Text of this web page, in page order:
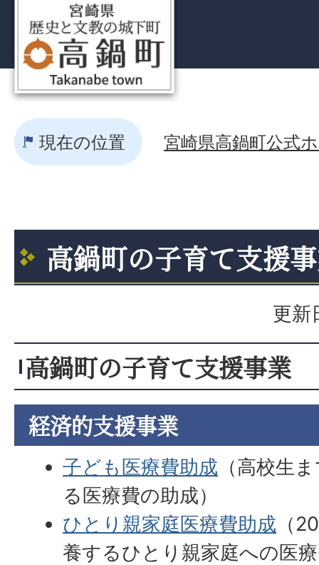
現在の位置 宮崎県高鍋町公式
高鍋町の子育て支援
更新
高鍋町の子育て支援事業
経済的支援事業
子ども医療費助成 （高校生
る医療費の助成）
ひとり親家庭医療費助成 （
養するひとり親家庭への医